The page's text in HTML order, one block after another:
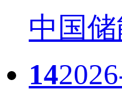
中国
14